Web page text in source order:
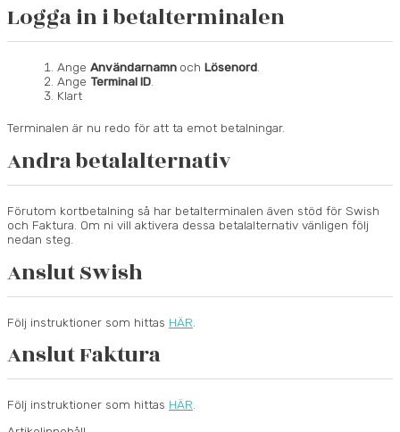
Logga in i betalterminalen
AngeAnvändarnamn ochLösenord
Ange Terminal ID
Klart
Terminalen är nu redo för att ta emot betalningar.
Andra betalalternativ
Förutom kortbetalning så har betalterminalen även stöd för Swish
och Faktura. Om ni vill aktivera dessa betalalternativ vänligen följ
nedan steg.
Anslut Swish
Följ instruktioner som hittas HÄR
Anslut Faktura
Följ instruktioner som hittas HÄR.